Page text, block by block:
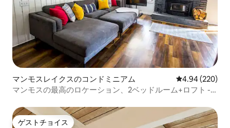
マンモスレイクスのコンドミニアム レビュー220
4.94 (220)
マンモスの最高のロケーション、2ベッドルーム+ロフト -
ゲストチョイス